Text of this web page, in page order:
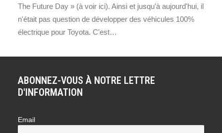
The Future Day » (à voir ici). Ainsi et jusqu'à aujourd'hui, il
n'était pas question de développer des véhicules 100%
électrique pour Toyota. C'est…
ABONNEZ-VOUS À NOTRE LETTRE
D'INFORMATION
Email